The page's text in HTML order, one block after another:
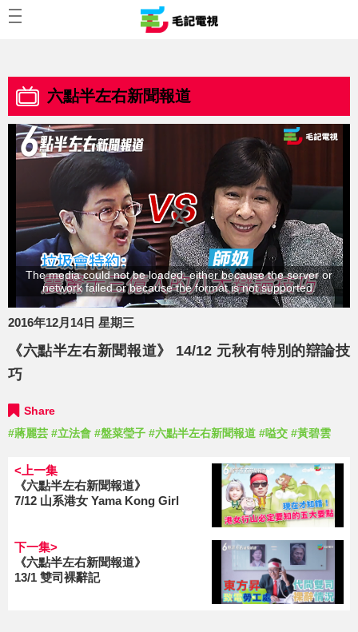
六點半左右新聞報道
The media could not be loaded, either because the server or
network failed or because the format is not supported.
2016年12月14日 星期三
《六點半左右新聞報道》 14/12 元秋有特別的辯論技
巧
Share
#蔣麗芸 #立法會 #盤菜瑩子 #六點半左右新聞報道 #嗌交 #黃碧雲
<上一集
《六點半左右新聞報道》
7/12 山系港女 Yama Kong Girl
下一集>
《六點半左右新聞報道》
13/1 雙司裸辭記